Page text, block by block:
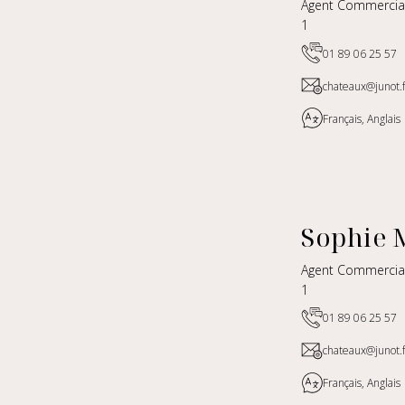
Agent
1
01 89 06 25 57
Français, Anglais
Sophie
Agent
1
01 89 06 25 57
Français, Anglais